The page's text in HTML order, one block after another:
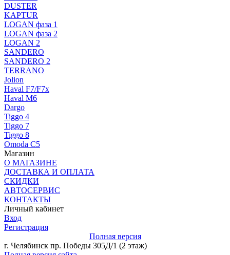
DUSTER
KAPTUR
LOGAN фаза 1
LOGAN фаза 2
LOGAN 2
SANDERO
SANDERO 2
TERRANO
Jolion
Haval F7/F7x
Haval M6
Dargo
Tiggo 4
Tiggo 7
Tiggo 8
Omoda C5
Магазин
О МАГАЗИНЕ
ДОСТАВКА И ОПЛАТА
СКИДКИ
АВТОСЕРВИС
КОНТАКТЫ
Личный кабинет
Вход
Регистрация
Полная версия
г. Челябинск пр. Победы 305Д/1 (2 этаж)